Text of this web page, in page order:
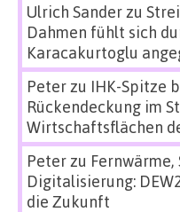
Ulrich Sanderzu
Dahmen fühlt sich
Karacakurtoglu
Peterzu IHK-Spitze
Rückendeckung im
Wirtschaftsflächen
Peterzu
Digitalisierung:
die Zukunft